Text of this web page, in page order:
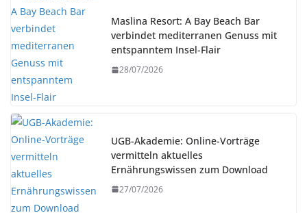
Maslina Resort: A Bay Beach Bar
verbindet mediterranen Genuss mit
entspanntem Insel-Flair
28/07/2026
UGB-Akademie: Online-Vorträge
vermitteln aktuelles
Ernährungswissen zum Download
27/07/2026